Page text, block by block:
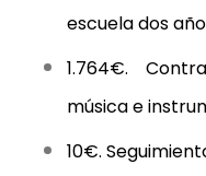
escuela dos
1.764€.
música e
10€.